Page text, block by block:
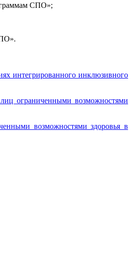
СПО»;
интегрированного инклюзивного
ограниченными возможностями
возможностями здоровья в